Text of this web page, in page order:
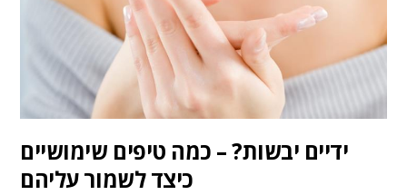
ידיים יבשות? – כמה טיפים שימושיים
כיצד לשמור עליהם